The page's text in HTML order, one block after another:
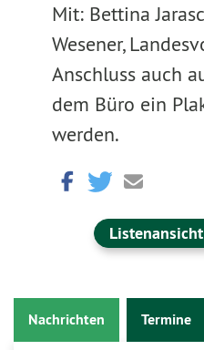
Mit: Bettina
Wesener,
Anschluss auch
dem Büro ein
werden.
Listenansicht
Nachrichten Termine